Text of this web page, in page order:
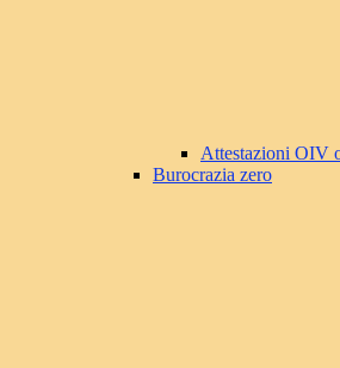
Attestazioni OIV
Burocrazia zero